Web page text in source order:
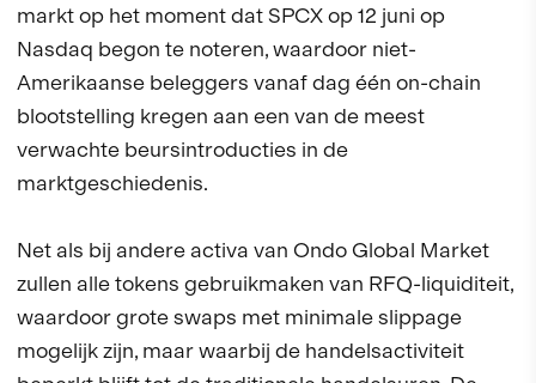
markt op het moment dat SPCX op 12 juni op
Nasdaq begon te noteren, waardoor niet-
Amerikaanse beleggers vanaf dag één on-chain
blootstelling kregen aan een van de meest
verwachte beursintroducties in de
marktgeschiedenis.
Net als bij andere activa van Ondo Global Market
zullen alle tokens gebruikmaken van RFQ-liquiditeit,
waardoor grote swaps met minimale slippage
mogelijk zijn, maar waarbij de handelsactiviteit